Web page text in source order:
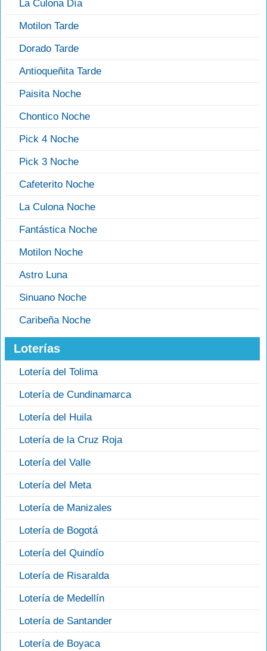
La Culona Día
Motilon Tarde
Dorado Tarde
Antioqueñita Tarde
Paisita Noche
Chontico Noche
Pick 4 Noche
Pick 3 Noche
Cafeterito Noche
La Culona Noche
Fantástica Noche
Motilon Noche
Astro Luna
Sinuano Noche
Caribeña Noche
Loterías
Lotería del Tolima
Lotería de Cundinamarca
Lotería del Huila
Lotería de la Cruz Roja
Lotería del Valle
Lotería del Meta
Lotería de Manizales
Lotería de Bogotá
Lotería del Quindío
Lotería de Risaralda
Lotería de Medellín
Lotería de Santander
Lotería de Boyaca